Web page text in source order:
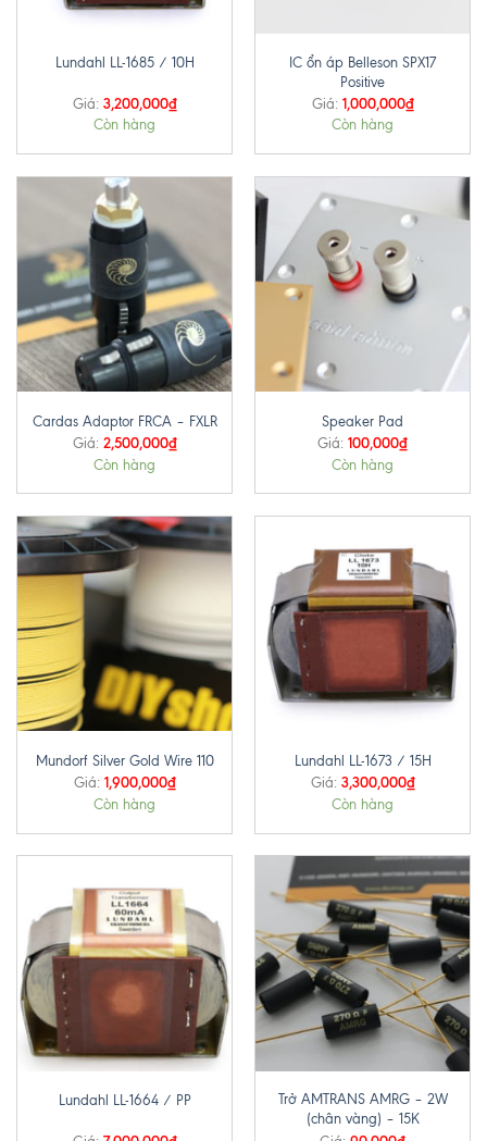
Lundahl LL-1685 / 10H
Giá: 3,200,000₫
Còn hàng
IC ổn áp Belleson SPX17
Positive
Giá: 1,000,000₫
Còn hàng
Cardas Adaptor FRCA – FXLR
Giá: 2,500,000₫
Còn hàng
Speaker Pad
Giá: 100,000₫
Còn hàng
Mundorf Silver Gold Wire 110
Giá: 1,900,000₫
Còn hàng
Lundahl LL-1673 / 15H
Giá: 3,300,000₫
Còn hàng
Lundahl LL-1664 / PP
Trở AMTRANS AMRG – 2W
(chân vàng) – 15K